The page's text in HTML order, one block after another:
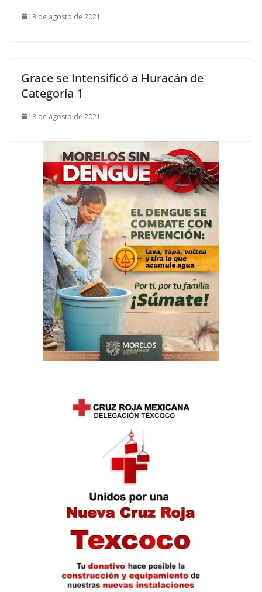
18 de agosto de 2021
Grace se Intensificó a Huracán de
Categoría 1
18 de agosto de 2021